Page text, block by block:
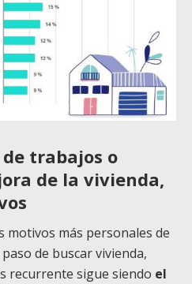
trabajos o
de la vivienda,
motivos más personales de
de buscar vivienda,
recurrente sigue siendo el